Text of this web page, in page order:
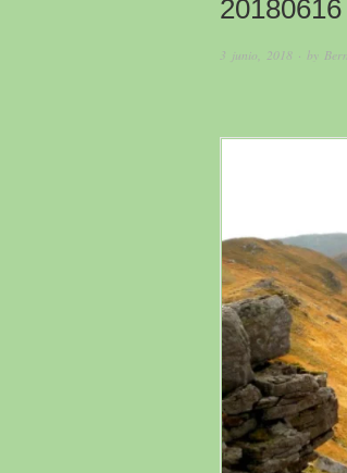
3 junio, 2018 · by